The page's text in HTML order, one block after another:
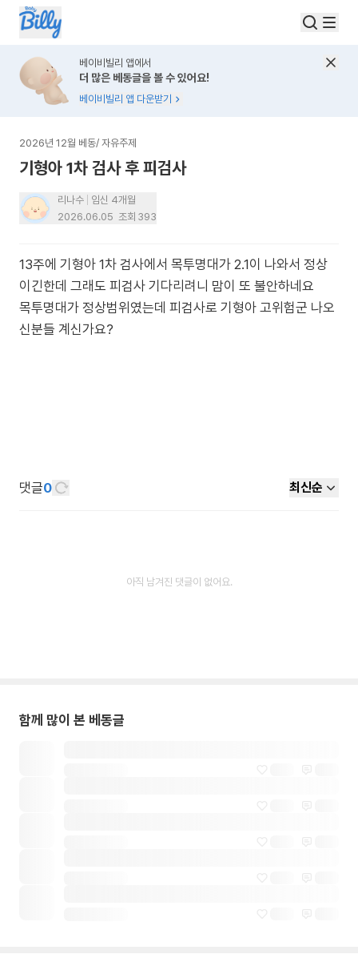
베이비빌리 앱에서
더 많은 베동글을 볼 수 있어요!
베이비빌리 앱 다운받기
2026년 12월 베동/ 자유주제
기형아 1차 검사 후 피검사
리나수
임신 4개월
2026.06.05 조회 393
13주에 기형아 1차 검사에서 목투명대가 2.1이 나와서 정상
이긴한데 그래도 피검사 기다리려니 맘이 또 불안하네요
목투명대가 정상범위였는데 피검사로 기형아 고위험군 나오
신분들 계신가요?
댓글0 최신순
아직 남겨진 댓글이 없어요.
함께 많이 본 베동글